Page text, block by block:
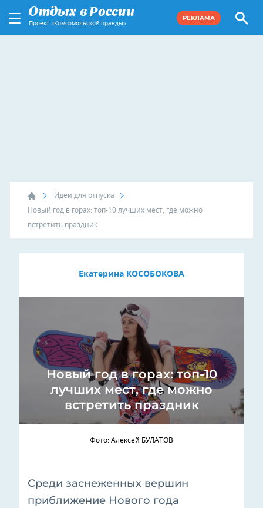
Проект «Комсомольской правды»
РЕКЛАМА
Идеи для отпуска
Новый год в горах: топ-10 лучших мест, где можно
встретить праздник
Екатерина КОСОБОКОВА
Новый год в горах: топ-10
лучших мест, где можно
встретить праздник
Фото: Алексей БУЛАТОВ
Среди заснеженных вершин
приближение Нового года